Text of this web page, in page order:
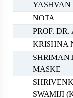
NOTA
PROF.
KRISHNA
MASKE
SWAMIJI